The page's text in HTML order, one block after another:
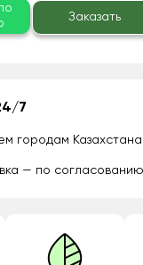
Заказать
7
городам
— по